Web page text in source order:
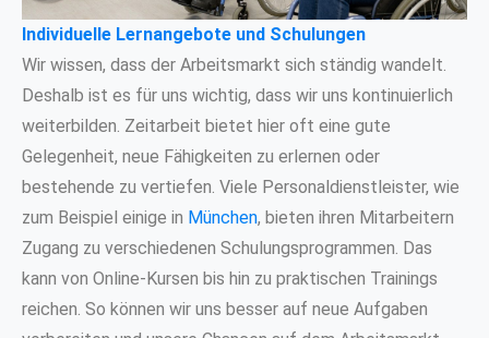
Individuelle Lernangebote und Schulungen
Wir wissen, dass der Arbeitsmarkt sich ständig wandelt.
Deshalb ist es für uns wichtig, dass wir uns kontinuierlich
weiterbilden. Zeitarbeit bietet hier oft eine gute
Gelegenheit, neue Fähigkeiten zu erlernen oder
bestehende zu vertiefen. Viele Personaldienstleister, wie
zum Beispiel einige in München, bieten ihren Mitarbeitern
Zugang zu verschiedenen Schulungsprogrammen. Das
kann von Online-Kursen bis hin zu praktischen Trainings
reichen. So können wir uns besser auf neue Aufgaben